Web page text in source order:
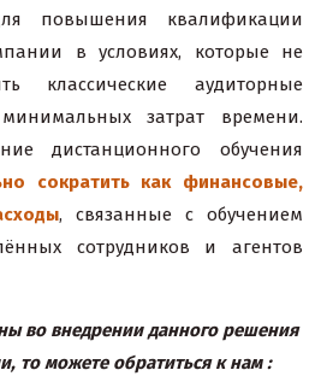
повышения квалификации
в условиях, которые не
классические аудиторные
затрат времени.
дистанционного обучения
сократить как финансовые,
, связанные с обучением
сотрудников и агентов
во внедрении данного решения
то можете обратиться к нам :